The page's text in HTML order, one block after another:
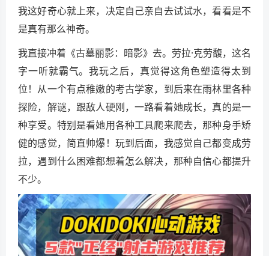
我这好奇心就上来，决定自己亲自去试试水，看看是不
是真有那么神奇。
我直接冲着《古墓丽影：暗影》去。劳拉·克劳馥，这名
字一听就霸气。我玩之后，真觉得这角色塑造得太到
位！从一个有点稚嫩的考古学家，到后来在雨林里各种
探险，解谜，跟敌人硬刚，一路看着她成长，真的是一
种享受。特别是看她用各种工具爬来爬去，那种身手矫
健的感觉，简直帅爆！玩到后面，我感觉自己都变成劳
拉，遇到什么困难都想着怎么解决，那种自信心都提升
不少。